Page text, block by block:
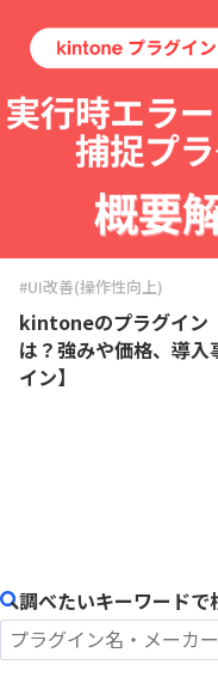
#UI改善(操作性向上)
kintoneのプラグイン
は？強みや価格、導
イン】
調べたいキーワードで